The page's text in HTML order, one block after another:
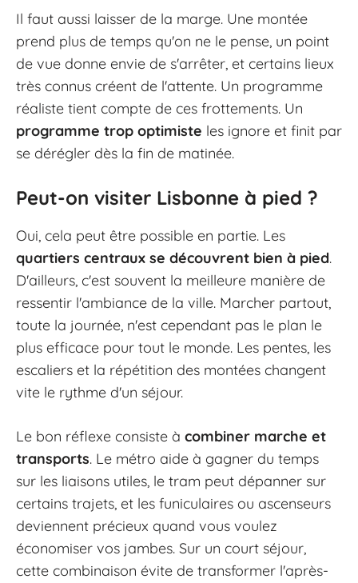
Il faut aussi laisser de la marge. Une montée
prend plus de temps qu'on ne le pense, un point
de vue donne envie de s'arrêter, et certains lieux
très connus créent de l'attente. Un programme
réaliste tient compte de ces frottements. Un
programme trop optimiste les ignore et finit par
se dérégler dès la fin de matinée.
Peut-on visiter Lisbonne à pied ?
Oui, cela peut être possible en partie. Les
quartiers centraux se découvrent bien à pied.
D'ailleurs, c'est souvent la meilleure manière de
ressentir l'ambiance de la ville. Marcher partout,
toute la journée, n'est cependant pas le plan le
plus efficace pour tout le monde. Les pentes, les
escaliers et la répétition des montées changent
vite le rythme d'un séjour.
Le bon réflexe consiste à combiner marche et
transports. Le métro aide à gagner du temps
sur les liaisons utiles, le tram peut dépanner sur
certains trajets, et les funiculaires ou ascenseurs
deviennent précieux quand vous voulez
économiser vos jambes. Sur un court séjour,
cette combinaison évite de transformer l'après-